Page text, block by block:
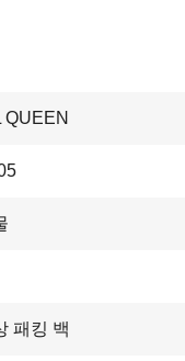
QUEEN
패킹 백